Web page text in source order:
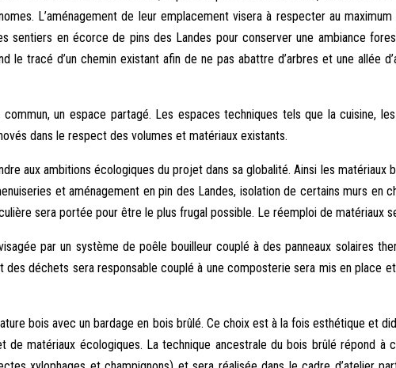
L’aménagement de leur emplacement visera à respecter au
sentiers en écorce de pins des Landes pour conserver une ambiance
tracé d’un chemin existant afin de ne pas abattre d’arbres et une allée
un espace partagé. Les espaces techniques tels que la cuisine,
dans le respect des volumes et matériaux existants.
aux ambitions écologiques du projet dans sa globalité. Ainsi les matériaux
et aménagement en pin des Landes, isolation de certains murs en
sera portée pour être le plus frugal possible. Le réemploi de matériaux
par un système de poêle bouilleur couplé à des panneaux solaires
déchets sera responsable couplé à une composterie sera mis en place
bois avec un bardage en bois brûlé. Ce choix est à la fois esthétique et
de matériaux écologiques. La technique ancestrale du bois brûlé répond à